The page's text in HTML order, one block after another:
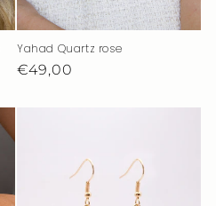
Yahad Quartz rose
Prix
€49,00